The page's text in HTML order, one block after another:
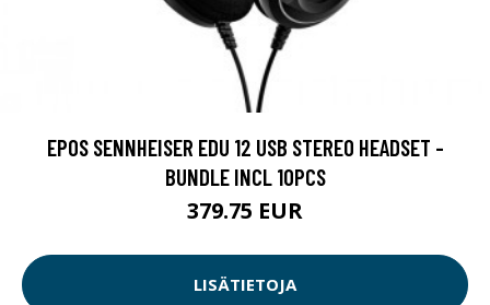
EPOS SENNHEISER EDU 12 USB STEREO HEADSET -
BUNDLE INCL 10PCS
379.75 EUR
LISÄTIETOJA